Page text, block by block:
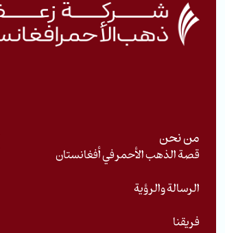
من نحن
قصة الذهب الأحمر في أفغانستان
الرسالة والرؤية
فريقنا